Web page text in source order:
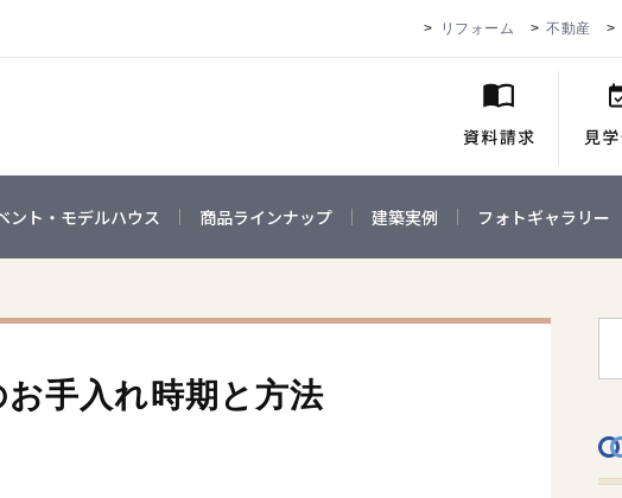
リフォーム 不動産
ント・モデルハウス 商品ラインナップ 建築実例 フォトギャラリー
手入れ時期と方法